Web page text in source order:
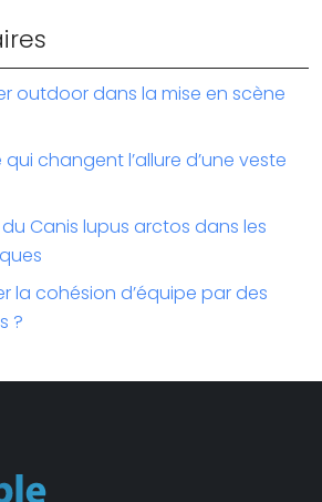
outdoor dans la mise en scène
changent l’allure d’une veste
Canis lupus arctos dans les
la cohésion d’équipe par des
?